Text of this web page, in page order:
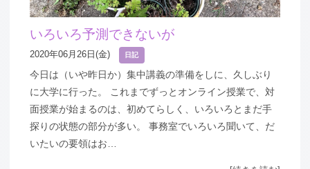
いろいろ予測できないが
2020年06月26日(金) 日記
今日は（いや昨日か）集中講義の準備をしに、久しぶり
に大学に行った。 これまでずっとオンライン授業で、対
面授業が始まるのは、初めてらしく、いろいろとまだ手
探りの状態の部分が多い。 事務室でいろいろ聞いて、だ
いたいの要領はお…